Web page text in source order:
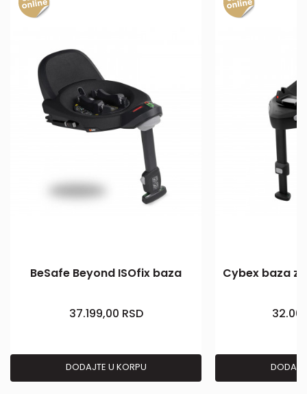
BeSafe Beyond ISOfix baza
37.199,00 RSD
DODAJTE U KORPU
Cybex baza